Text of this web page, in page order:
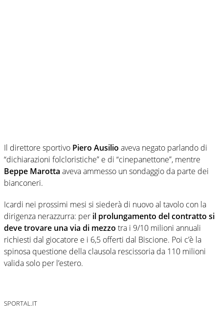
Il direttore sportivo Piero Ausilio aveva negato parlando di
“dichiarazioni folcloristiche” e di “cinepanettone”, mentre
Beppe Marotta aveva ammesso un sondaggio da parte dei
bianconeri.
Icardi nei prossimi mesi si siederà di nuovo al tavolo con la
dirigenza nerazzurra: per il prolungamento del contratto si
deve trovare una via di mezzo tra i 9/10 milioni annuali
richiesti dal giocatore e i 6,5 offerti dal Biscione. Poi c’è la
spinosa questione della clausola rescissoria da 110 milioni
valida solo per l’estero.
SPORTAL.IT